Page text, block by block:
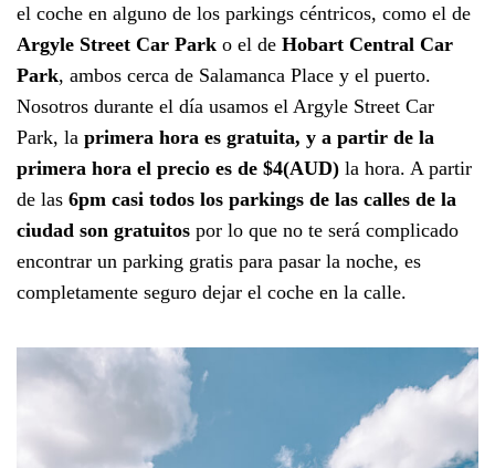
el coche en alguno de los parkings céntricos, como el de
Argyle Street Car Park o el de Hobart Central Car
Park, ambos cerca de Salamanca Place y el puerto.
Nosotros durante el día usamos el Argyle Street Car
Park, la primera hora es gratuita, y a partir de la
primera hora el precio es de $4(AUD) la hora. A partir
de las 6pm casi todos los parkings de las calles de la
ciudad son gratuitos por lo que no te será complicado
encontrar un parking gratis para pasar la noche, es
completamente seguro dejar el coche en la calle.